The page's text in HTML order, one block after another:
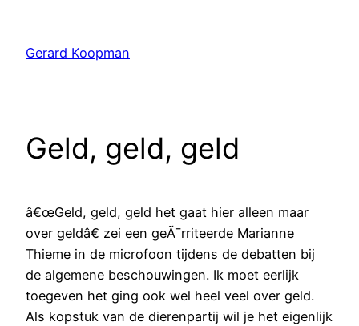
Gerard Koopman
Geld, geld, geld
â€œGeld, geld, geld het gaat hier alleen maar
over geldâ€ zei een geÃ¯rriteerde Marianne
Thieme in de microfoon tijdens de debatten bij
de algemene beschouwingen. Ik moet eerlijk
toegeven het ging ook wel heel veel over geld.
Als kopstuk van de dierenpartij wil je het eigenlijk